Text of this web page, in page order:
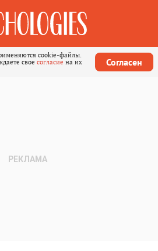
cookie-файлы.
свое согласие на их
Согласен